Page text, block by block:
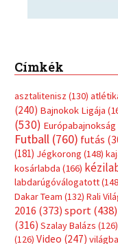
Címkék
asztalitenisz (130)
(240) Bajnokok Ligája
(530) Európabajnokság
Futball (760) futás
(181) Jégkorong (148)
kosárlabda (166)
labdarúgóválogatott
Dakar Team (132) Rali
2016 (373) sport(438)
(316) Szalay Balázs (126)
(126) Video (247)